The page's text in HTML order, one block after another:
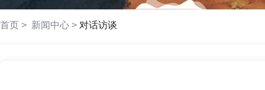
首页 > 新闻中心 > 对话访谈